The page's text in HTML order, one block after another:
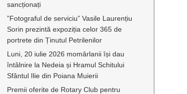
sancționați
”Fotograful de serviciu” Vasile Laurențiu
Sorin prezintă expoziția celor 365 de
portrete din Ținutul Petrilenilor
Luni, 20 iulie 2026 momârlanii își dau
întâlnire la Nedeia și Hramul Schitului
Sfântul Ilie din Poiana Muierii
Premii oferite de Rotary Club pentru